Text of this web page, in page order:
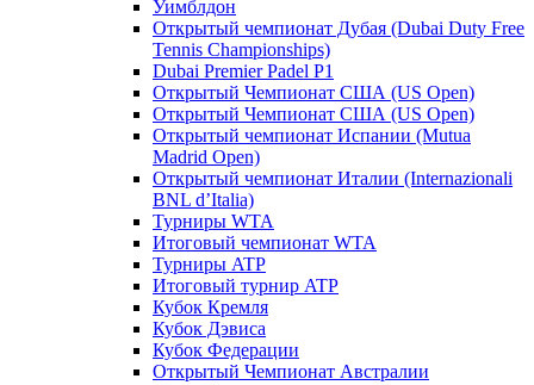
Уимблдон
Открытый чемпионат Дубая (Dubai Duty Free
Tennis Championships)
Dubai Premier Padel P1
Открытый Чемпионат США (US Open)
Открытый Чемпионат США (US Open)
Открытый чемпионат Испании (Mutua
Madrid Open)
Открытый чемпионат Италии (Internazionali
BNL d’Italia)
Турниры WTA
Итоговый чемпионат WTA
Турниры ATP
Итоговый турнир ATP
Кубок Кремля
Кубок Дэвиса
Кубок Федерации
Открытый Чемпионат Австралии